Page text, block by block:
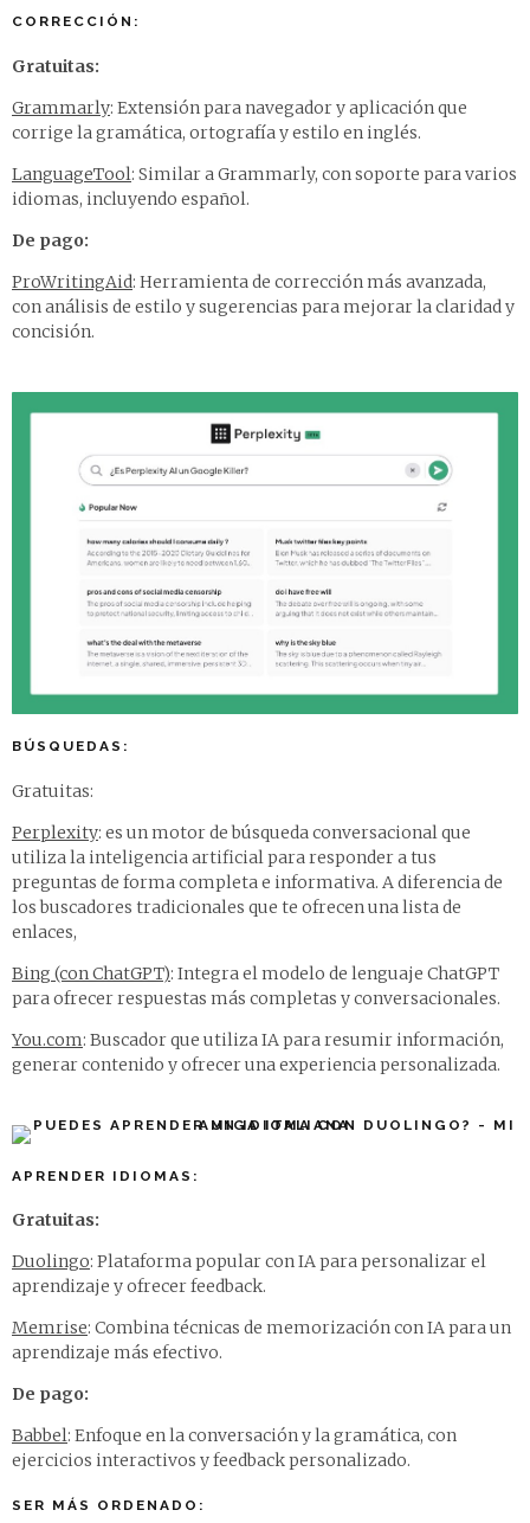
CORRECCIÓN:
Gratuitas:
Grammarly: Extensión para navegador y aplicación que
corrige la gramática, ortografía y estilo en inglés.
LanguageTool: Similar a Grammarly, con soporte para varios
idiomas, incluyendo español.
De pago:
ProWritingAid: Herramienta de corrección más avanzada,
con análisis de estilo y sugerencias para mejorar la claridad y
concisión.
BÚSQUEDAS:
Gratuitas:
Perplexity: es un motor de búsqueda conversacional que
utiliza la inteligencia artificial para responder a tus
preguntas de forma completa e informativa. A diferencia de
los buscadores tradicionales que te ofrecen una lista de
enlaces,
Bing (con ChatGPT): Integra el modelo de lenguaje ChatGPT
para ofrecer respuestas más completas y conversacionales.
You.com: Buscador que utiliza IA para resumir información,
generar contenido y ofrecer una experiencia personalizada.
APRENDER IDIOMAS:
Gratuitas:
Duolingo: Plataforma popular con IA para personalizar el
aprendizaje y ofrecer feedback.
Memrise: Combina técnicas de memorización con IA para un
aprendizaje más efectivo.
De pago:
Babbel: Enfoque en la conversación y la gramática, con
ejercicios interactivos y feedback personalizado.
SER MÁS ORDENADO: